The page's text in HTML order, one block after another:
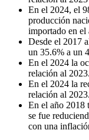
En el 2024, el
producción
importado en el
Desde el 2017
un 35.6% a un
En el 2024 la
relación al 2023.
En el 2024 la
relación al 2023.
En el año 2018
se fue
con una